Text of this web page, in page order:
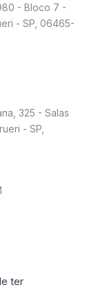
- Bloco 7 -
- SP, 06465-
325 - Salas
- SP,
ter